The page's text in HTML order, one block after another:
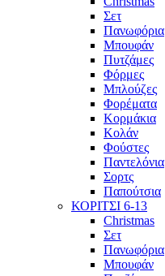
Σετ
Πανωφόρια
Μπουφάν
Πυτζάμες
Φόρμες
Μπλούζες
Φορέματα
Κορμάκια
Κολάν
Φούστες
Παντελόνια
Σορτς
Παπούτσια
ΚΟΡΙΤΣΙ 6-13
Christmas
Σετ
Πανωφόρια
Μπουφάν